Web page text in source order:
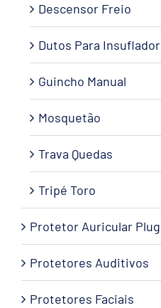
Descensor Freio
Dutos Para Insuflador
Guincho Manual
Mosquetão
Trava Quedas
Tripé Toro
Protetor Auricular Plug
Protetores Auditivos
Protetores Faciais